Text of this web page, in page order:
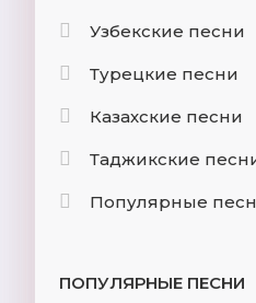
Узбекские песни
Турецкие песни
Казахские песни
Таджикские
Популярные
ПОПУЛЯРНЫЕ ПЕСНИ